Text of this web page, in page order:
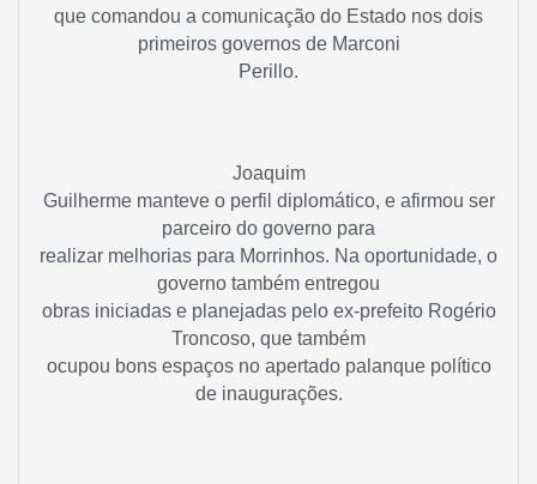
que comandou a comunicação do Estado nos dois
primeiros governos de Marconi
Perillo.
Joaquim
Guilherme manteve o perfil diplomático, e afirmou ser
parceiro do governo para
realizar melhorias para Morrinhos. Na oportunidade, o
governo também entregou
obras iniciadas e planejadas pelo ex-prefeito Rogério
Troncoso, que também
ocupou bons espaços no apertado palanque político
de inaugurações.